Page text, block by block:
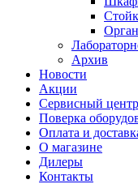
Архив
Новости
Акции
Сервисный центр
Поверка
Оплата и
О магазине
Дилеры
Контакты